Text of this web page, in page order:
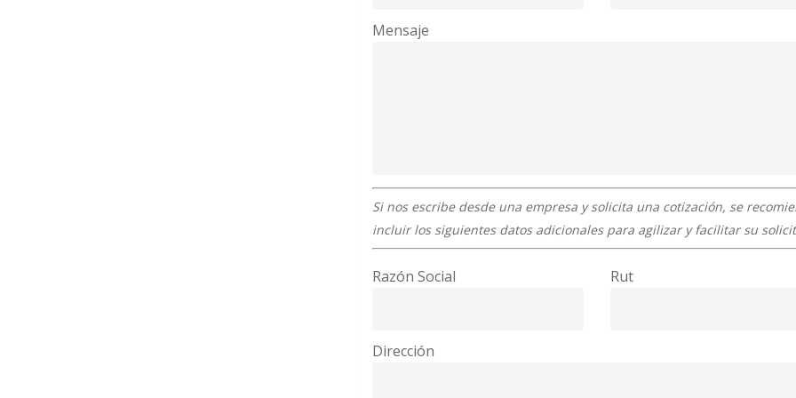
Mensaje
Si nos escribe desde una empresa y solicita una cotización, se
incluir los siguientes datos adicionales para agilizar y facilitar su
Razón Social Rut
Dirección